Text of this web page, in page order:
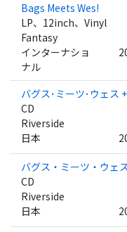
Bags Meets Wes!
LP、12inch、Vinyl
Fantasy
インターナショ
ナル
バグス･ミーツ･ウェス
CD
Riverside
日本
バグス・ミーツ・ウェ
CD
Riverside
日本